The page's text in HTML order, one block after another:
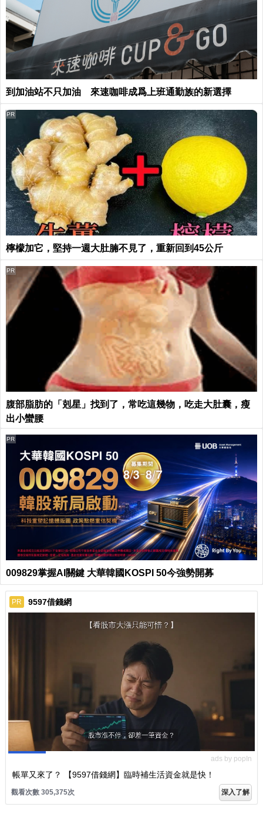
到加油站不只加油 來速咖啡成爲上班通勤族的新選擇
檸檬加它，堅持一週大肚腩不見了，重新回到45公斤
PR
腹部脂肪的「剋星」找到了，常吃這幾物，吃走大肚囊，瘦
出小蠻腰
PR
009829掌握AI關鍵 大華韓國KOSPI 50今強勢開募
PR
PR 9597借錢網
ads by popIn
帳單又來了？ 【9597借錢網】臨時補生活資金就是快！
觀看次數 305,375次 深入了解